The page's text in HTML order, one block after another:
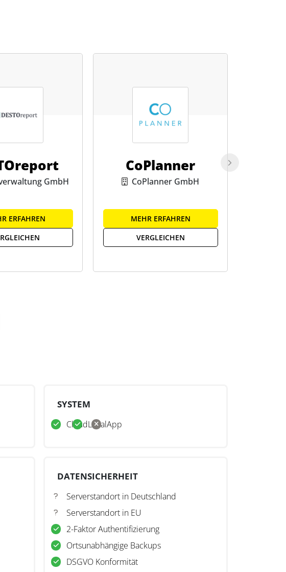
und erhöht die
und liefert
profitieren von einer
GmbH
ERFAHREN
CoPlanner
CoPlanner GmbH
MEHR ERFAHREN
VERGLEICHEN
SYSTEM
CloudLokalApp
DATENSICHERHEIT
Serverstandort in Deutschland
Serverstandort in EU
2-Faktor Authentifizierung
Ortsunabhängige Backups
DSGVO Konformität